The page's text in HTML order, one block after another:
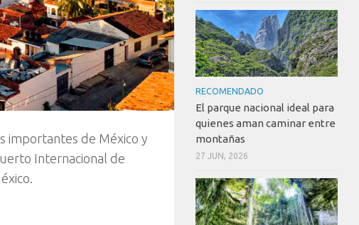
importantes de México y
Internacional de
RECOMENDADO
El parque nacional ideal para
quienes aman caminar entre
montañas
27 JUN, 2026